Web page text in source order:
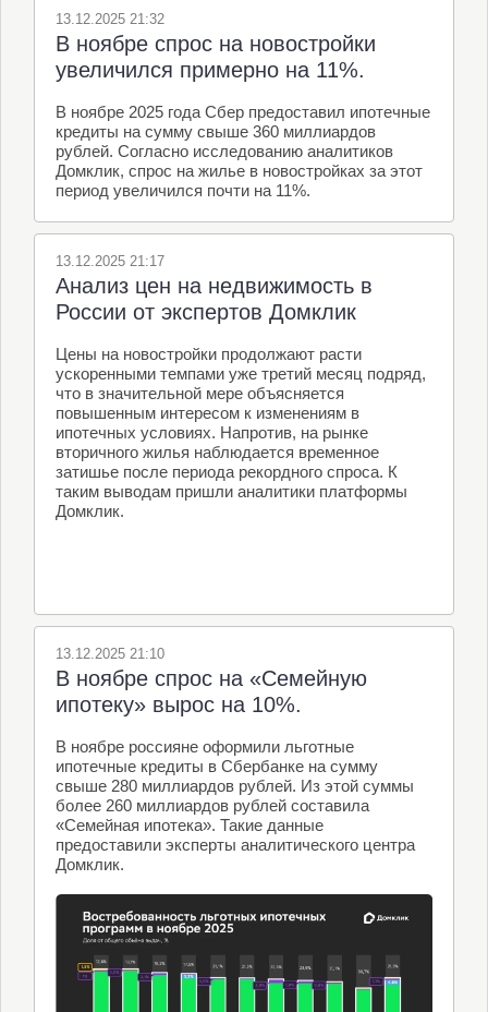
13.12.2025 21:32
В ноябре спрос на новостройки
увеличился примерно на 11%.
В ноябре 2025 года Сбер предоставил ипотечные
кредиты на сумму свыше 360 миллиардов
рублей. Согласно исследованию аналитиков
Домклик, спрос на жилье в новостройках за этот
период увеличился почти на 11%.
13.12.2025 21:17
Анализ цен на недвижимость в
России от экспертов Домклик
Цены на новостройки продолжают расти
ускоренными темпами уже третий месяц подряд,
что в значительной мере объясняется
повышенным интересом к изменениям в
ипотечных условиях. Напротив, на рынке
вторичного жилья наблюдается временное
затишье после периода рекордного спроса. К
таким выводам пришли аналитики платформы
Домклик.
13.12.2025 21:10
В ноябре спрос на «Семейную
ипотеку» вырос на 10%.
В ноябре россияне оформили льготные
ипотечные кредиты в Сбербанке на сумму
свыше 280 миллиардов рублей. Из этой суммы
более 260 миллиардов рублей составила
«Семейная ипотека». Такие данные
предоставили эксперты аналитического центра
Домклик.